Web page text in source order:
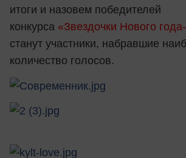
итоги и назовем победителей
конкурса «Звездочки Нового
станут участники, набравшие
количество голосов.